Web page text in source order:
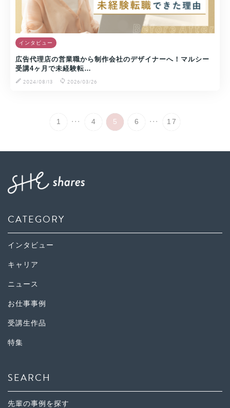
インタビュー
広告代理店の営業職から制作会社のデザイナーへ！マルシー
受講4ヶ月で未経験転…
2024/08/13
2026/03/26
1 ... 4 5 6 ... 17
CATEGORY
インタビュー
キャリア
ニュース
お仕事事例
受講生作品
特集
SEARCH
先輩の事例を探す